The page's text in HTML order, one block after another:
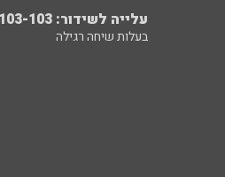
עלייה לשידור: 0552-103-103
בעלות שיחה רגילה